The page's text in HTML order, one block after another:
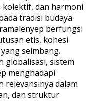
kolektif, dan harmoni
tradisi budaya
berfungsi
etis, kohesi
seimbang.
globalisasi, sistem
menghadapi
relevansinya dalam
dan struktur